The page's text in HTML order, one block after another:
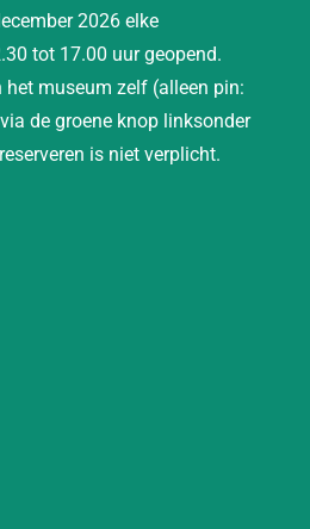
2026 elke
tot 17.00 uur geopend.
museum zelf (alleen pin:
de groene knop linksonder
is niet verplicht.